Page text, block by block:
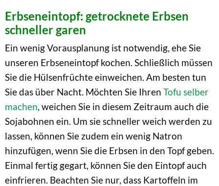
Erbseneintopf: getrocknete Erbsen
schneller garen
Ein wenig Vorausplanung ist notwendig, ehe Sie
unseren Erbseneintopf kochen. Schließlich müssen
Sie die Hülsenfrüchte einweichen. Am besten tun
Sie das über Nacht. Möchten Sie Ihren Tofu selber
machen, weichen Sie in diesem Zeitraum auch die
Sojabohnen ein. Um sie schneller weich werden zu
lassen, können Sie zudem ein wenig Natron
hinzufügen, wenn Sie die Erbsen in den Topf geben.
Einmal fertig gegart, können Sie den Eintopf auch
einfrieren. Beachten Sie nur, dass Kartoffeln im